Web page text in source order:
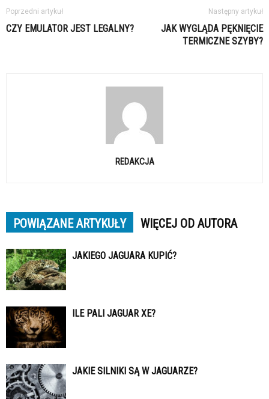
Poprzedni artykuł
CZY EMULATOR JEST LEGALNY?
Następny artykuł
JAK WYGLĄDA PĘKNIĘCIE
TERMICZNE SZYBY?
REDAKCJA
POWIĄZANE ARTYKUŁY WIĘCEJ OD AUTORA
JAKIEGO JAGUARA KUPIĆ?
ILE PALI JAGUAR XE?
JAKIE SILNIKI SĄ W JAGUARZE?